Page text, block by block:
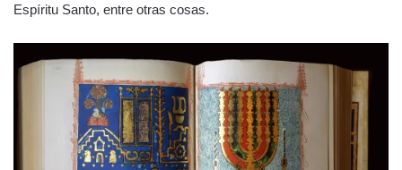
Espíritu Santo, entre otras cosas.